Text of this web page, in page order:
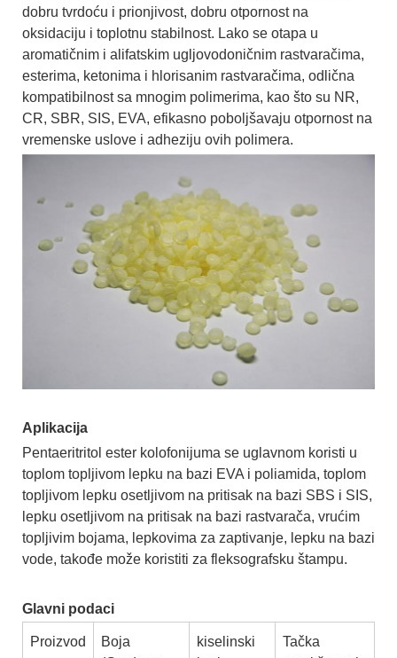
dobru tvrdoću i prionjivost, dobru otpornost na
oksidaciju i toplotnu stabilnost. Lako se otapa u
aromatičnim i alifatskim ugljovodoničnim rastvaračima,
esterima, ketonima i hlorisanim rastvaračima, odlična
kompatibilnost sa mnogim polimerima, kao što su NR,
CR, SBR, SIS, EVA, efikasno poboljšavaju otpornost na
vremenske uslove i adheziju ovih polimera.
Aplikacija
Pentaeritritol ester kolofonijuma se uglavnom koristi u
toplom topljivom lepku na bazi EVA i poliamida, toplom
topljivom lepku osetljivom na pritisak na bazi SBS i SIS,
lepku osetljivom na pritisak na bazi rastvarača, vrućim
topljivim bojama, lepkovima za zaptivanje, lepku na bazi
vode, takođe može koristiti za fleksografsku štampu.
Glavni podaci
Proizvod
Boja
kiselinski
Tačka